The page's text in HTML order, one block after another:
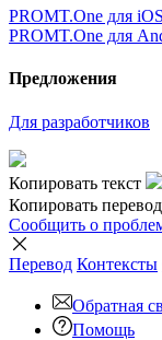
PROMT.One для iOS
PROMT.One для
Предложения
Для разработчиков
Копировать текст
Копировать перевод
Сообщить о
Перевод Контексты
Обратная
Помощь